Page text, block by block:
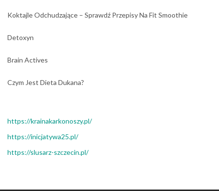
Koktajle Odchudzające – Sprawdź Przepisy Na Fit Smoothie
Detoxyn
Brain Actives
Czym Jest Dieta Dukana?
https://krainakarkonoszy.pl/
https://inicjatywa25.pl/
https://slusarz-szczecin.pl/